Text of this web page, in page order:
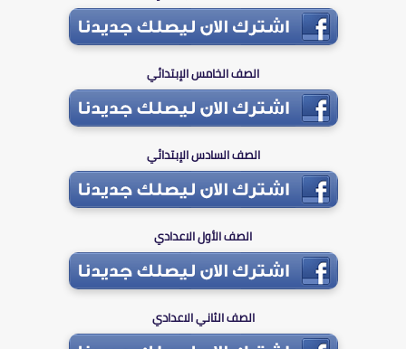
الصف الخامس الإبتدائي
الصف السادس الإبتدائي
الصف الأول الاعدادي
الصف الثاني الاعدادي